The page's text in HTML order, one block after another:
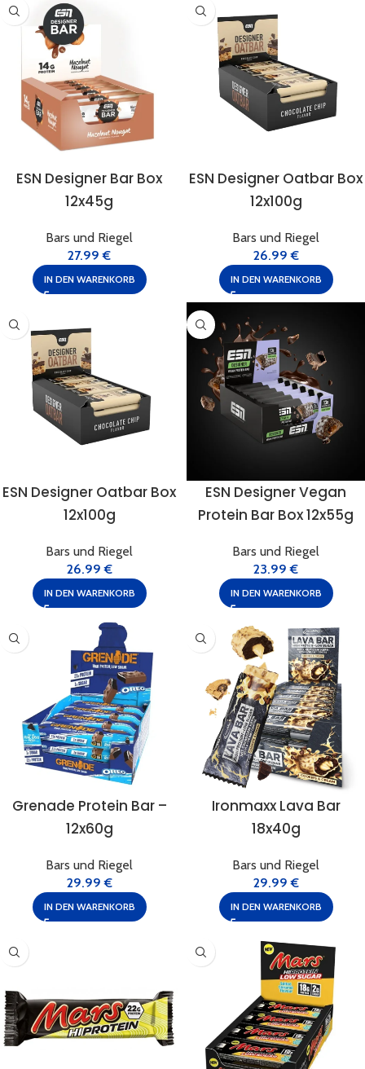
ESN Designer Bar Box
12x45g
Bars und Riegel
27.99€
IN DEN WARENKORB
ESN Designer Oatbar Box
12x100g
Bars und Riegel
26.99€
IN DEN WARENKORB
ESN Designer Oatbar Box
12x100g
Bars und Riegel
26.99€
IN DEN WARENKORB
ESN Designer Vegan
Protein Bar Box 12x55g
Bars und Riegel
23.99€
IN DEN WARENKORB
Grenade Protein Bar –
12x60g
Bars und Riegel
29.99€
IN DEN WARENKORB
Ironmaxx Lava Bar
18x40g
Bars und Riegel
29.99€
IN DEN WARENKORB